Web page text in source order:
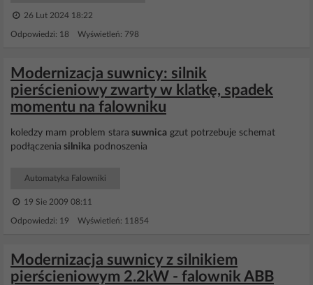
26 Lut 2024 18:22
Odpowiedzi: 18 Wyświetleń: 798
Modernizacja suwnicy: silnik
pierścieniowy zwarty w klatkę, spadek
momentu na falowniku
koledzy mam problem stara suwnica gzut potrzebuje schemat
podłączenia silnika podnoszenia
Automatyka Falowniki
19 Sie 2009 08:11
Odpowiedzi: 19 Wyświetleń: 11854
Modernizacja suwnicy z silnikiem
pierścieniowym 2.2kW - falownik ABB